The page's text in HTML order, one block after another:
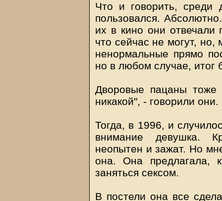
Что и говорить, среди
пользовался.
их в кино они отвечали
что сейчас не могут,
ненормальные прямо
но в любом случае, итог
Дворовые пацаны тоже
никакой", - говорили
Тогда, в 1996, и
внимание девушка.
неопытен и зажат. Но
она. Она предлагала,
заняться сексом.
В постели она все